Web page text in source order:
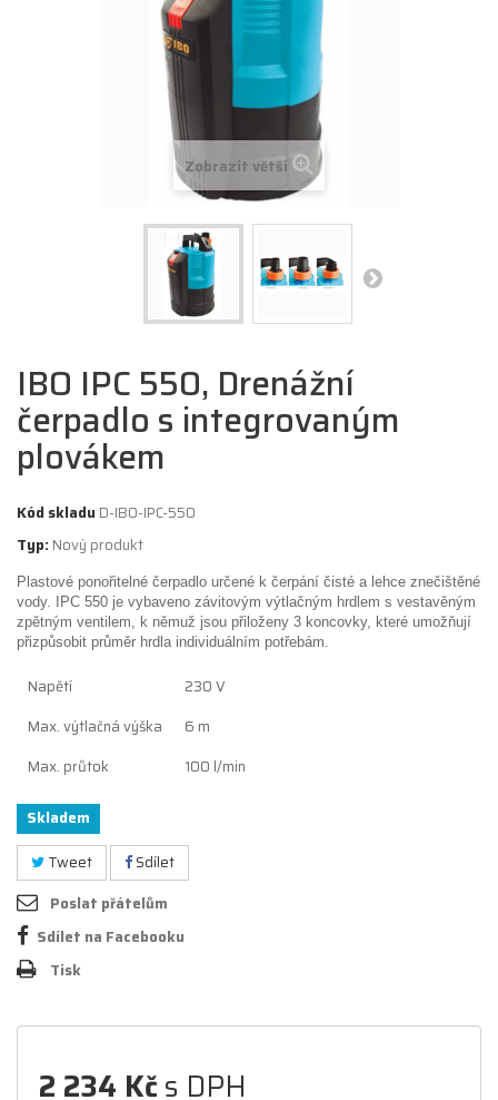
Zobrazit větší
IBO IPC 550, Drenážní
čerpadlo s integrovaným
plovákem
Kód skladu D-IBO-IPC-550
Typ: Nový produkt
Plastové ponořitelné čerpadlo určené k čerpání čisté a lehce znečištěné
vody. IPC 550 je vybaveno závitovým výtlačným hrdlem s vestavěným
zpětným ventilem, k němuž jsou přiloženy 3 koncovky, které umožňují
přizpůsobit průměr hrdla individuálním potřebám.
Napětí
230 V
Max. výtlačná výška
6 m
Max. průtok
100 l/min
Skladem
Tweet
Sdílet
Poslat přátelům
Sdílet na Facebooku
Tisk
2 234 Kčs DPH